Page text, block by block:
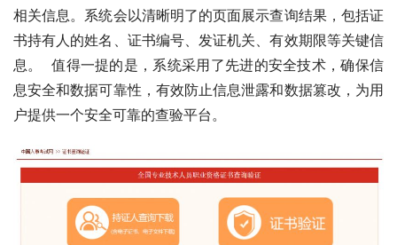
相关信息。系统会以清晰明了的页面展示查询结果，包括证
书持有人的姓名、证书编号、发证机关、有效期限等关键信
息。  值得一提的是，系统采用了先进的安全技术，确保信
息安全和数据可靠性，有效防止信息泄露和数据篡改，为用
户提供一个安全可靠的查验平台。